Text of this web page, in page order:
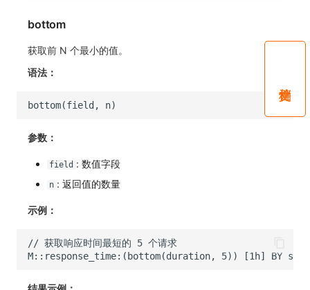
bottom
获取前 N 个最小的值。
语法：
参数：
field : 数值字段
n : 返回值的数量
示例：